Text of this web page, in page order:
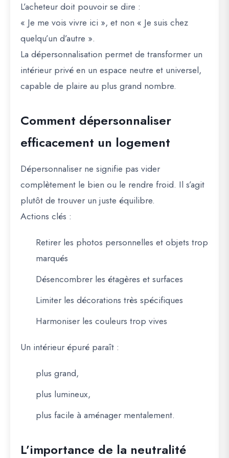
L’acheteur doit pouvoir se dire :
« Je me vois vivre ici », et non « Je suis chez
quelqu’un d’autre ».
La dépersonnalisation permet de transformer un
intérieur privé en un espace neutre et universel,
capable de plaire au plus grand nombre.
Comment dépersonnaliser
efficacement un logement
Dépersonnaliser ne signifie pas vider
complètement le bien ou le rendre froid. Il s’agit
plutôt de trouver un juste équilibre.
Actions clés :
Retirer les photos personnelles et objets trop
marqués
Désencombrer les étagères et surfaces
Limiter les décorations très spécifiques
Harmoniser les couleurs trop vives
Un intérieur épuré paraît :
plus grand,
plus lumineux,
plus facile à aménager mentalement.
L’importance de la neutralité